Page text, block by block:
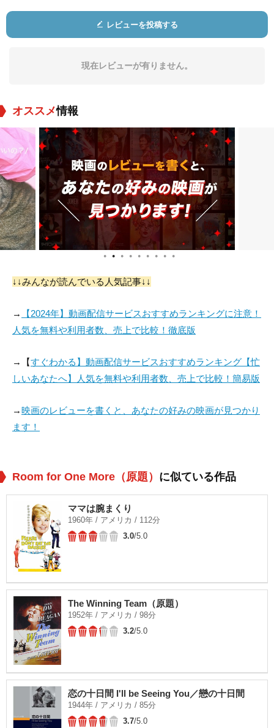
ラリー・オルセン
役：Benji Roberts
ドン・ベドー
役：Mr. Taylor (uncr
edited)
Oliver Blake
役：Mr. Tatum (uncr
edited)
役：Teacher (uncred
ソン
役：Steve (uncredite
レビューを投稿する
現在レビューが有りません。
オススメ情報
● ● ● ● ● ● ● ● ●
↓↓みんなが読んでいる人気記事↓↓
→
【2024年】動画配信サービスおすすめランキングに注意！
人気を無料や利用者数、売上で比較！徹底版
→【すぐわかる】動画配信サービスおすすめランキング【忙
しいあなたへ】人気を無料や利用者数、売上で比較！簡易版
→映画のレビューを書くと、あなたの好みの映画が見つかり
ます！
Room for One More（原題） に似ている作品
ママは腕まくり
1960年 / アメリカ / 112分
3.0/5.0
The Winning Team（原題）
1952年 / アメリカ / 98分
3.2/5.0
恋の十日間 I'll be Seeing You／戀の十日間
1944年 / アメリカ / 85分
3.7/5.0